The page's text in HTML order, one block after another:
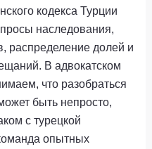
кодекса Турции
наследования,
распределение долей и
В адвокатском
что разобраться
быть непросто,
с турецкой
опытных